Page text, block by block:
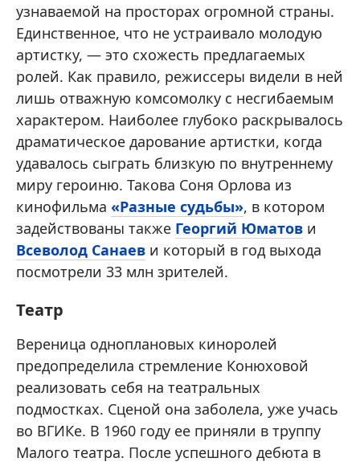
узнаваемой на просторах огромной страны.
Единственное, что не устраивало молодую
артистку, — это схожесть предлагаемых
ролей. Как правило, режиссеры видели в ней
лишь отважную комсомолку с несгибаемым
характером. Наиболее глубоко раскрывалось
драматическое дарование артистки, когда
удавалось сыграть близкую по внутреннему
миру героиню. Такова Соня Орлова из
кинофильма «Разные судьбы», в котором
задействованы также Георгий Юматов и
Всеволод Санаев и который в год выхода
посмотрели 33 млн зрителей.
Театр
Вереница одноплановых киноролей
предопределила стремление Конюховой
реализовать себя на театральных
подмостках. Сценой она заболела, уже учась
во ВГИКе. В 1960 году ее приняли в труппу
Малого театра. После успешного дебюта в